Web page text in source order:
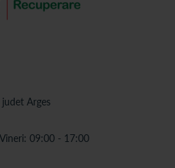
Arges
09:00 - 17:00